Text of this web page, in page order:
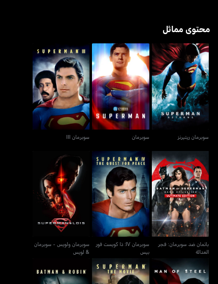
محتوى مماثل
سوبرمان ريتيرنز
سوبرمان ريتيرنز
سوبرمان
سوبرمان
سوبرمان III
سوبرمان III
باتمان ضد سوبرمان: فجر
العدالة
باتمان ضد سوبرمان: فجر
العدالة
سوبرمان IV: ذا كويست فور
بيس
سوبرمان IV: ذا كويست فور
بيس
سوبرمان ولويس - سوبرمان
& لويس
سوبرمان ولويس - سوبرمان
& لويس